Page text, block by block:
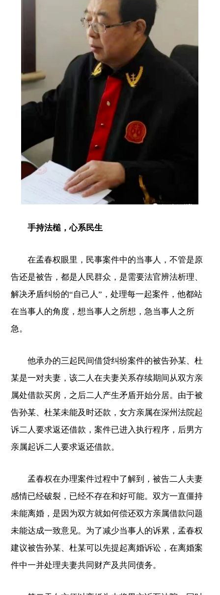
手持法槌，心系民生
在孟春权眼里，民事案件中的当事人，不管是原
告还是被告，都是人民群众，是需要法官辨法析理、
解决矛盾纠纷的“自己人”，处理每一起案件，他都站
在当事人的角度，想当事人之所想，急当事人之所
急。
他承办的三起民间借贷纠纷案件的被告孙某、杜
某是一对夫妻，该二人在夫妻关系存续期间从双方亲
属处借款买房，之后二人产生矛盾开始分居。由于被
告孙某、杜某未能及时还款，女方亲属在深州法院起
诉二人要求返还借款，案件已进入执行程序，后男方
亲属起诉二人要求返还借款。
孟春权在办理案件过程中了解到，被告二人夫妻
感情已经破裂，已经不存在和好可能。双方一直僵持
未能离婚，是因为双方就如何偿还双方亲属借款问题
未能达成一致意见。为了减少当事人的诉累，孟春权
建议被告孙某、杜某可以先提起离婚诉讼，在离婚案
件中一并处理夫妻共同财产及共同债务。